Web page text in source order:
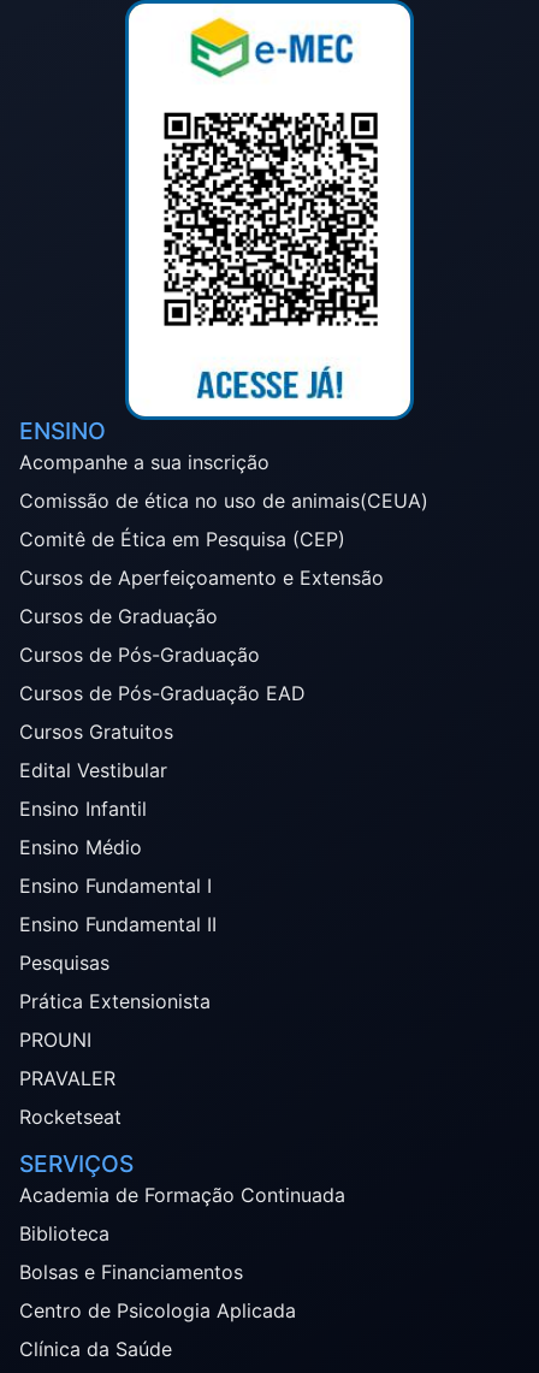
ENSINO
Acompanhe a sua inscrição
Comissão de ética no uso de animais(CEUA)
Comitê de Ética em Pesquisa (CEP)
Cursos de Aperfeiçoamento e Extensão
Cursos de Graduação
Cursos de Pós-Graduação
Cursos de Pós-Graduação EAD
Cursos Gratuitos
Edital Vestibular
Ensino Infantil
Ensino Médio
Ensino Fundamental I
Ensino Fundamental II
Pesquisas
Prática Extensionista
PROUNI
PRAVALER
Rocketseat
SERVIÇOS
Academia de Formação Continuada
Biblioteca
Bolsas e Financiamentos
Centro de Psicologia Aplicada
Clínica da Saúde